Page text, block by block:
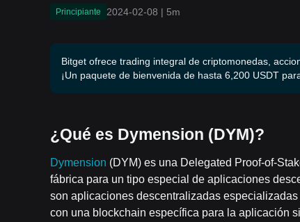
Principiante 2024-02-08 | 5m
Bitget ofrece trading integral de criptomonedas,
¡Un paquete de bienvenida de hasta 6,200 USDT
¿Qué es Dymension (DYM)?
Dymension (DYM) es una Delegated Proof-of-
fábrica para un tipo especial de aplicaciones
son aplicaciones descentralizadas
con una blockchain específica para la aplicación